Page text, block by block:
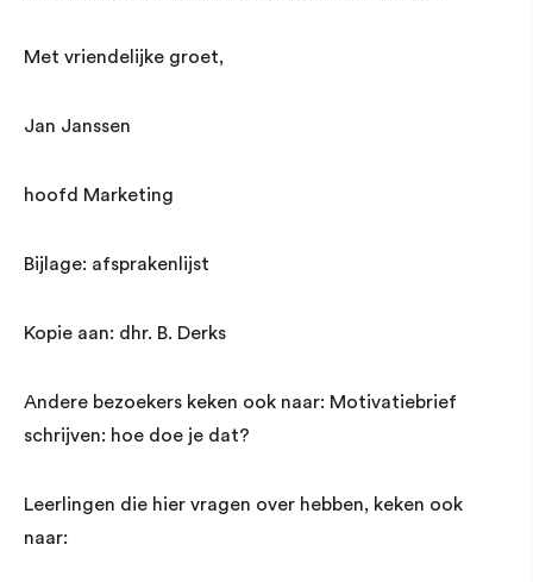
Met vriendelijke groet,
Jan Janssen
hoofd Marketing
Bijlage: afsprakenlijst
Kopie aan: dhr. B. Derks
Andere bezoekers keken ook naar: Motivatiebrief
schrijven: hoe doe je dat?
Leerlingen die hier vragen over hebben, keken ook
naar: